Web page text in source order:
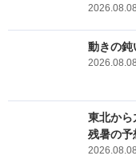
動きの
東北か
残暑の予